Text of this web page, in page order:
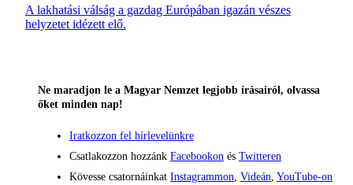
A lakhatási válság a gazdag Európában igazán vészes
helyzetet idézett elő.
Ne maradjon le a Magyar Nemzet legjobb írásairól, olvassa
őket minden nap!
Iratkozzon fel hírlevelünkre
Csatlakozzon hozzánk Facebookon és Twitteren
Kövesse csatornáinkat Instagrammon, Videán, YouTube-on